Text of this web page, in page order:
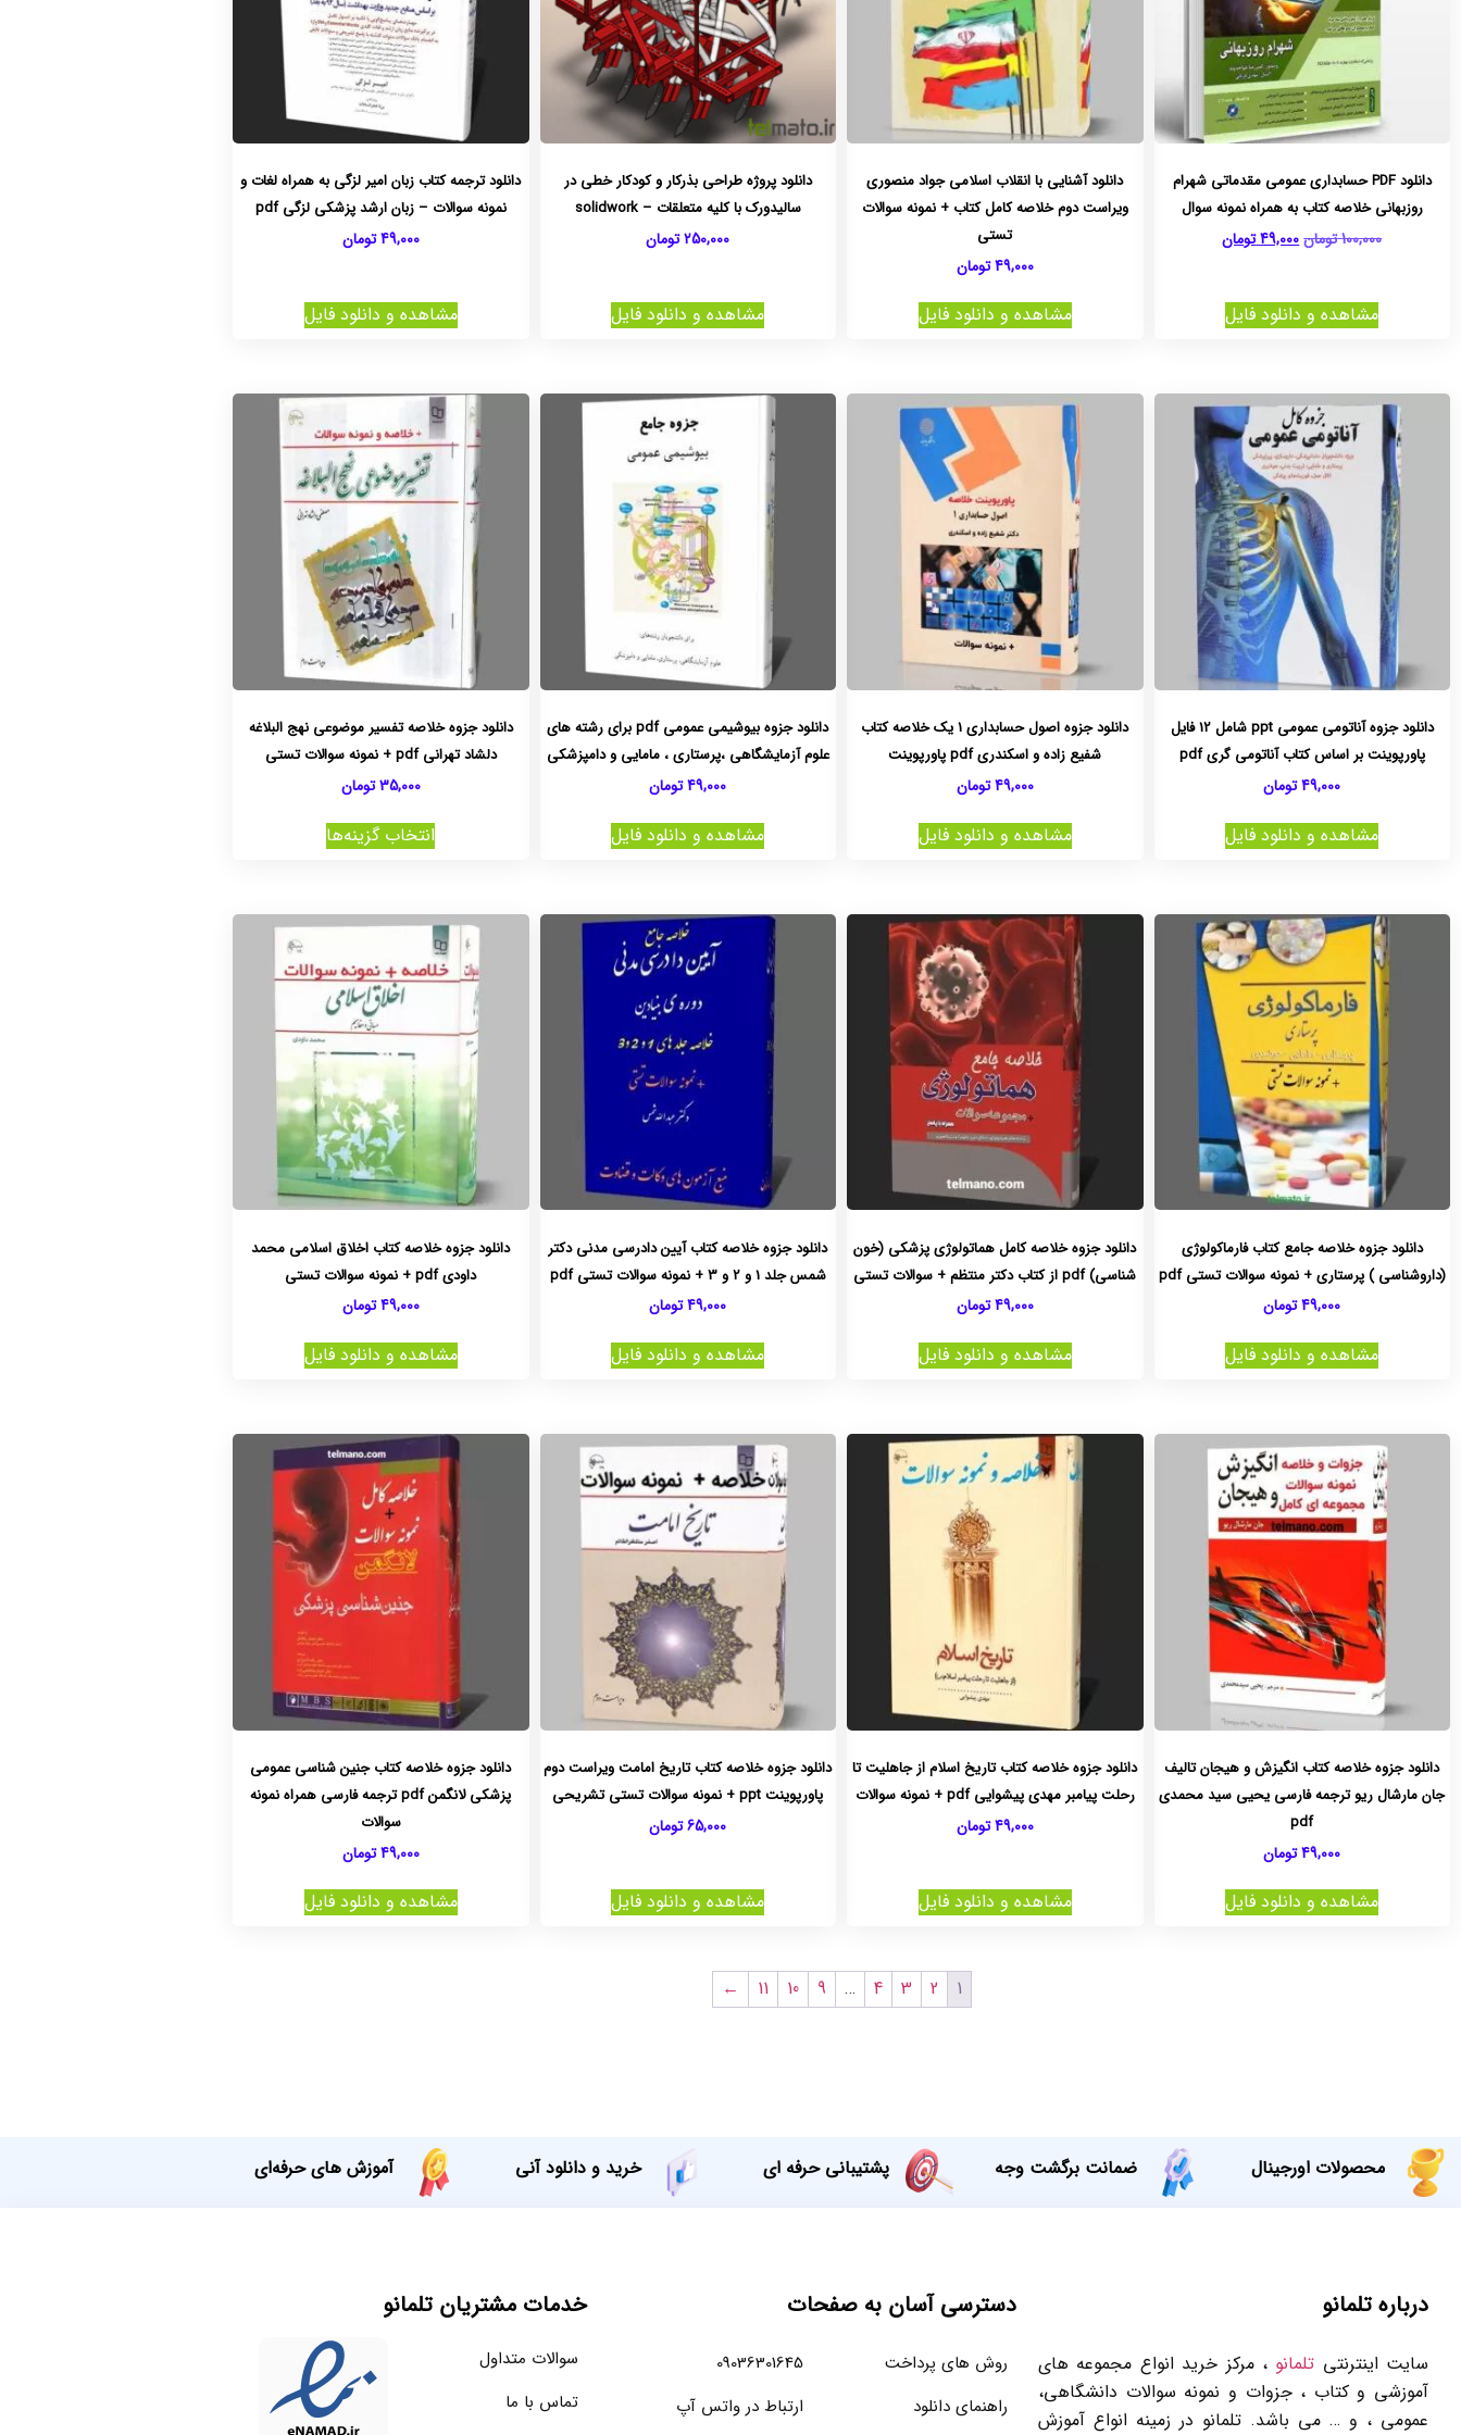
دانلود PDF حسابداری عمومی مقدماتی شهرام
روزبهانی خلاصه کتاب به همراه نمونه سوال
100,000تومان49,000تومان
مشاهده و دانلود فایل
دانلود آشنایی با انقلاب اسلامی جواد منصوری
ویراست دوم خلاصه کامل کتاب + نمونه سوالات
تستی
49,000 تومان
مشاهده و دانلود فایل
دانلود پروژه طراحی بذرکار و کودکار خطی در
سالیدورک با کلیه متعلقات – solidwork
250,000تومان
مشاهده و دانلود فایل
دانلود ترجمه کتاب زبان امیر لزگی به همراه لغات و
نمونه سوالات – زبان ارشد پزشکی لزگی pdf
49,000 تومان
مشاهده و دانلود فایل
دانلود جزوه آناتومی عمومی ppt شامل 12 فایل
پاورپوینت بر اساس کتاب آناتومی گری pdf
49,000تومان
مشاهده و دانلود فایل
دانلود جزوه اصول حسابداری 1 یک خلاصه کتاب
شفیع زاده و اسکندری pdf پاورپوینت
49,000 تومان
مشاهده و دانلود فایل
دانلود جزوه بیوشیمی عمومی pdf برای رشته های
علوم آزمایشگاهی ،پرستاری ، مامایی و دامپزشکی
49,000تومان
مشاهده و دانلود فایل
دانلود جزوه خلاصه تفسیر موضوعی نهج البلاغه
دلشاد تهرانی pdf + نمونه سوالات تستی
35,000 تومان
انتخاب گزینه‌ها
دانلود جزوه خلاصه جامع کتاب فارماکولوژی
(داروشناسی ) پرستاری + نمونه سوالات تستی pdf
49,000تومان
مشاهده و دانلود فایل
دانلود جزوه خلاصه کامل هماتولوژی پزشکی (خون
شناسی) pdf از کتاب دکتر منتظم + سوالات تستی
49,000 تومان
مشاهده و دانلود فایل
دانلود جزوه خلاصه کتاب آیین دادرسی مدنی دکتر
شمس جلد 1 و 2 و 3 + نمونه سوالات تستی pdf
49,000تومان
مشاهده و دانلود فایل
دانلود جزوه خلاصه کتاب اخلاق اسلامی محمد
داودی pdf + نمونه سوالات تستی
49,000 تومان
مشاهده و دانلود فایل
دانلود جزوه خلاصه کتاب انگیزش و هیجان تالیف
جان مارشال ریو ترجمه فارسی یحیی سید محمدی
pdf
49,000تومان
مشاهده و دانلود فایل
دانلود جزوه خلاصه کتاب تاریخ اسلام از جاهلیت تا
رحلت پیامبر مهدی پیشوایی pdf + نمونه سوالات
49,000 تومان
مشاهده و دانلود فایل
دانلود جزوه خلاصه کتاب تاریخ امامت ویراست دوم
پاورپوینت ppt + نمونه سوالات تستی تشریحی
65,000تومان
مشاهده و دانلود فایل
دانلود جزوه خلاصه کتاب جنین شناسی عمومی
پزشکی لانگمن pdf ترجمه فارسی همراه نمونه
سوالات
49,000 تومان
مشاهده و دانلود فایل
1
2
3
4
…
9
10
11
←
محصولات اورجینال ضمانت برگشت وجه پشتیبانی حرفه ای خرید و دانلود آنی آموزش های حرفه‌ای
درباره تلمانو
سایت اینترنتی تلمانو ، مرکز خرید انواع مجموعه های
آموزشی و کتاب ، جزوات و نمونه سوالات دانشگاهی،
عمومی ، و … می باشد. تلمانو در زمینه انواع آموزش
دسترسی آسان به صفحات
روش های پرداخت
راهنمای دانلود
09036301645
ارتباط در واتس آپ
خدمات مشتریان تلمانو
سوالات متداول
تماس با ما